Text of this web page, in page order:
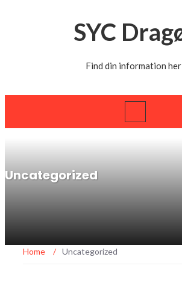
SYC
Find din information
Uncategorized
Home / Uncategorized